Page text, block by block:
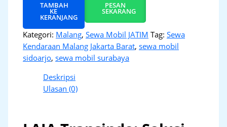
TAMBAH
KE
KERANJANG
PESAN
SEKARANG
Kategori: Malang,Sewa Mobil JATIM Tag:Sewa
Kendaraan Malang Jakarta Barat,sewa mobil
sidoarjo,sewa mobil surabaya
Deskripsi
Ulasan (0)